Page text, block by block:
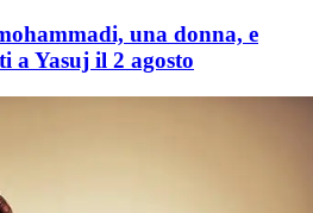
una donna, e
a Yasuj il 2 agosto